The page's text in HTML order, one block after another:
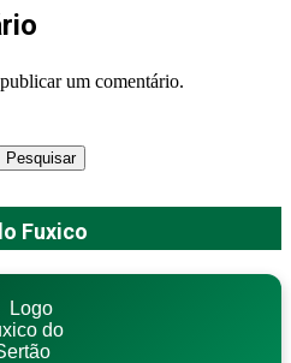
um comentário.
Pesquisar
Fuxico